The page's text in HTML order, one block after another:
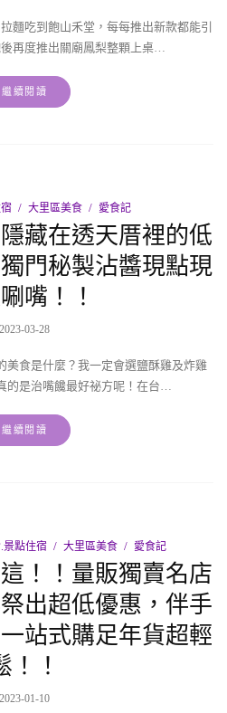
麵吃到飽山禾堂，每每推出新款都能引
再度推出關廟鳳梨整顆上桌…
繼續閱讀
大里區美食 愛食記
藏在透天厝裡的低
門秘製沾醬現點現
嘴！！
2023-03-28
美食是什麼？我一定會選鹽酥雞及炸雞
的是治嘴饞最好祕方呢！在台…
繼續閱讀
景點住宿 大里區美食 愛食記
！！量販獨賣名店
出超低優惠，伴手
站式購足年貨超輕
！！
2023-01-10